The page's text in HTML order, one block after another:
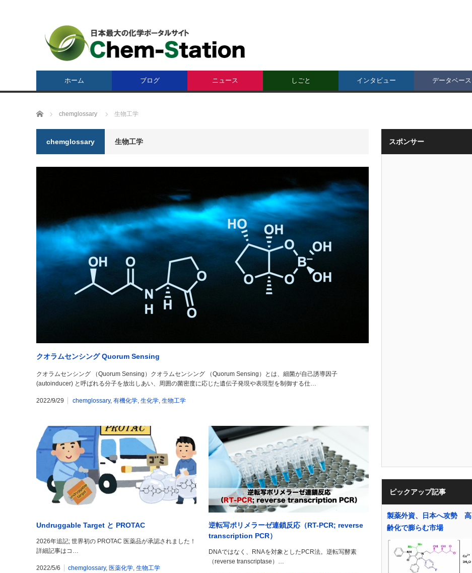
ホーム ブログ ニュース しごと インタビュー データベース
ホーム chemglossary 生物工学
chemglossary 生物工学
クオラムセンシング Quorum Sensing
クオラムセンシング （Quorum Sensing）クオラムセンシング （Quorum Sensing）とは、細菌が自己誘導因子
(autoinducer) と呼ばれる分子を放出しあい、周囲の菌密度に応じた遺伝子発現や表現型を制御する仕…
2022/9/29 chemglossary, 有機化学, 生化学, 生物工学
Undruggable Target と PROTAC
2026年追記; 世界初の PROTAC 医薬品が承認されました！
詳細記事はコ…
2022/5/6 chemglossary, 医薬化学, 生物工学
逆転写ポリメラーゼ連鎖反応（RT-PCR; reverse
transcription PCR）
DNAではなく、RNAを対象としたPCR法。逆転写酵素
（reverse transcriptase）…
スポンサー
ピックアップ記事
製薬外資、日本へ攻勢 高
齢化で膨らむ市場